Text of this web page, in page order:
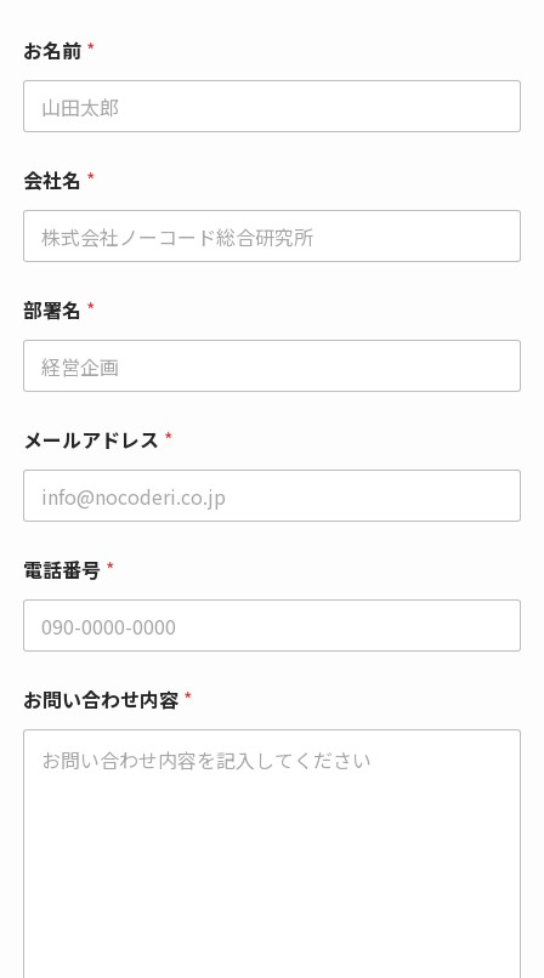
お名前 *
会社名 *
部署名 *
メールアドレス *
電話番号 *
お問い合わせ内容 *